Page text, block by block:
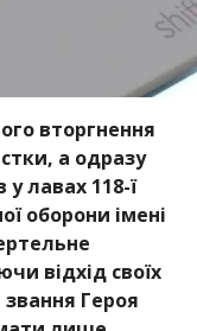
вторгнення
а одразу
лавах 118-ї
оборони імені
відхід своїх
звання Героя